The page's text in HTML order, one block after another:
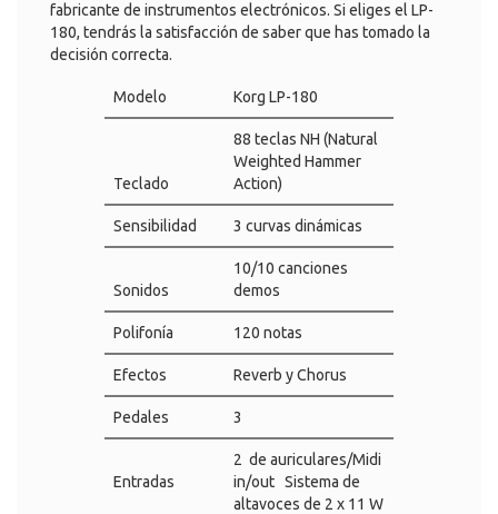
fabricante de instrumentos electrónicos. Si eliges el LP-
180, tendrás la satisfacción de saber que has tomado la
decisión correcta.
Modelo Korg LP-180
Teclado
88 teclas NH (Natural
Weighted Hammer
Action)
Sensibilidad 3 curvas dinámicas
Sonidos
10/10 canciones
demos
Polifonía 120 notas
Efectos Reverb y Chorus
Pedales 3
Entradas
2 de auriculares/Midi
in/out Sistema de
altavoces de 2 x 11 W